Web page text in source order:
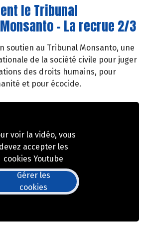
le Tribunal
- La recrue 2/3
soutien au Tribunal Monsanto, une
de la société civile pour juger
des droits humains, pour
et pour écocide.
voir la vidéo, vous
devez accepter les
cookies Youtube
Gérer les
cookies